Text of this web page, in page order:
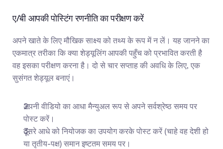
ए/बी आपकी पोस्टिंग रणनीति का परीक्षण करें
अपने खाते के लिए मौखिक साक्ष्य को तथ्य के रूप में न लें। यह जानने का
एकमात्र तरीका कि क्या शेड्यूलिंग आपकी पहुँच को प्रभावित करती है
वह इसका परीक्षण करना है। दो से चार सप्ताह की अवधि के लिए, एक
सुसंगत शेड्यूल बनाएं।
अपनी वीडियो का आधा मैन्युअल रूप से अपने सर्वश्रेष्ठ समय पर
पोस्ट करें।
दूसरे आधे को नियोजक का उपयोग करके पोस्ट करें (चाहे वह देशी हो
या तृतीय-पक्ष) समान इष्टतम समय पर।